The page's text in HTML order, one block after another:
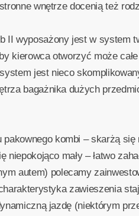
wnętrze docenią też
II wyposażony jest w system
kierowca otworzyć może
jest nieco
bagażnika dużych
kombi – skarżą
niepokojąco mały – łatwo
autem) polecamy
zawieszenia
jazdę (niektórym